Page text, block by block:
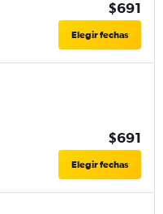
$691
Elegir fechas
$691
Elegir fechas